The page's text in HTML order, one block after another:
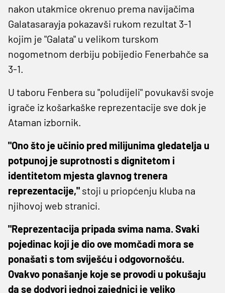
nakon utakmice okrenuo prema navijačima
Galatasarayja pokazavši rukom rezultat 3-1
kojim je "Galata" u velikom turskom
nogometnom derbiju pobijedio Fenerbahče sa
3-1.
U taboru Fenbera su "poludijeli" povukavši svoje
igrače iz košarkaške reprezentacije sve dok je
Ataman izbornik.
"Ono što je učinio pred milijunima gledatelja u
potpunoj je suprotnosti s dignitetom i
identitetom mjesta glavnog trenera
reprezentacije," stoji u priopćenju kluba na
njihovoj web stranici.
"Reprezentacija pripada svima nama. Svaki
pojedinac koji je dio ove momčadi mora se
ponašati s tom sviješću i odgovornošću.
Ovakvo ponašanje koje se provodi u pokušaju
da se dodvori jednoj zajednici je veliko